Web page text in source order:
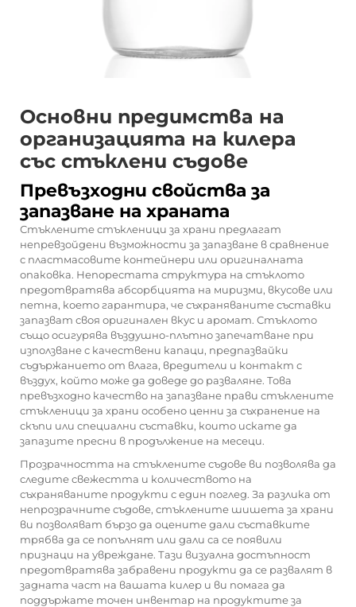
Основни предимства на
организацията на килера
със стъклени съдове
Превъзходни свойства за
запазване на храната
Стъклените стъкленици за храни предлагат
непревзойдени възможности за запазване в сравнение
с пластмасовите контейнери или оригиналната
опаковка. Непорестата структура на стъклото
предотвратява абсорбцията на миризми, вкусове или
петна, което гарантира, че съхраняваните съставки
запазват своя оригинален вкус и аромат. Стъклото
също осигурява въздушно-плътно запечатване при
използване с качествени капаци, предпазвайки
съдържанието от влага, вредители и контакт с
въздух, който може да доведе до разваляне. Това
превъзходно качество на запазване прави стъклените
стъкленици за храни особено ценни за съхранение на
скъпи или специални съставки, които искате да
запазите пресни в продължение на месеци.
Прозрачността на стъклените съдове ви позволява да
следите свежестта и количеството на
съхраняваните продукти с един поглед. За разлика от
непрозрачните съдове, стъклените шишета за храни
ви позволяват бързо да оцените дали съставките
трябва да се попълнят или дали са се появили
признаци на увреждане. Тази визуална достъпност
предотвратява забравени продукти да се развалят в
задната част на вашата килер и ви помага да
поддържате точен инвентар на продуктите за